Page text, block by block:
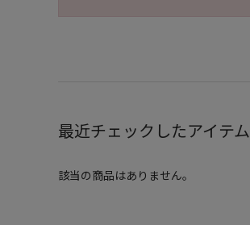
最近チェックしたアイテム
該当の商品はありません。